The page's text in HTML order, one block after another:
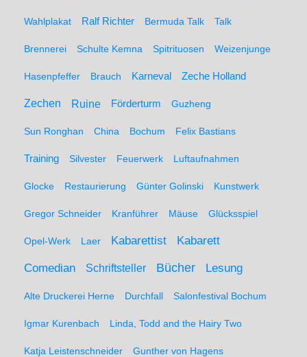
Wahlplakat Ralf Richter Bermuda Talk Talk
Brennerei Schulte Kemna Spitrituosen Weizenjunge
Hasenpfeffer Brauch Karneval Zeche Holland
Zechen Ruine Förderturm Guzheng
Sun Ronghan China Bochum Felix Bastians
Training Silvester Feuerwerk Luftaufnahmen
Glocke Restaurierung Günter Golinski Kunstwerk
Gregor Schneider Kranführer Mäuse Glücksspiel
Opel-Werk Laer Kabarettist
Kabarett
Comedian
Schriftsteller Bücher Lesung
Alte Druckerei Herne Durchfall Salonfestival Bochum
Igmar Kurenbach Linda, Todd and the Hairy Two
Katja Leistenschneider Gunther von Hagens